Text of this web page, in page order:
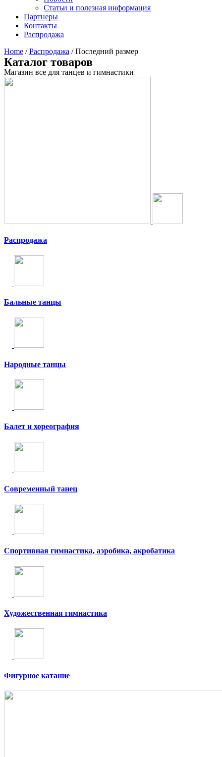
Статьи и полезная информация
Партнеры
Контакты
Распродажа
Home /Распродажа / Последний размер
Каталог товаров
Магазин все для танцев и гимнастики
Распродажа
Бальные танцы
Народные танцы
Балет и хореография
Современный танец
Спортивная гимнастика, аэробика, акробатика
Художественная гимнастика
Фигурное катание